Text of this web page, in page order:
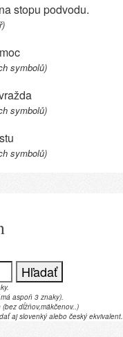
stopu podvodu.
symbolů)
symbolů)
symbolů)
Hľadať
aspoň 3 znaky).
dĺžňov,mäkčenov..)
aj slovenký alebo český ekvivalent.